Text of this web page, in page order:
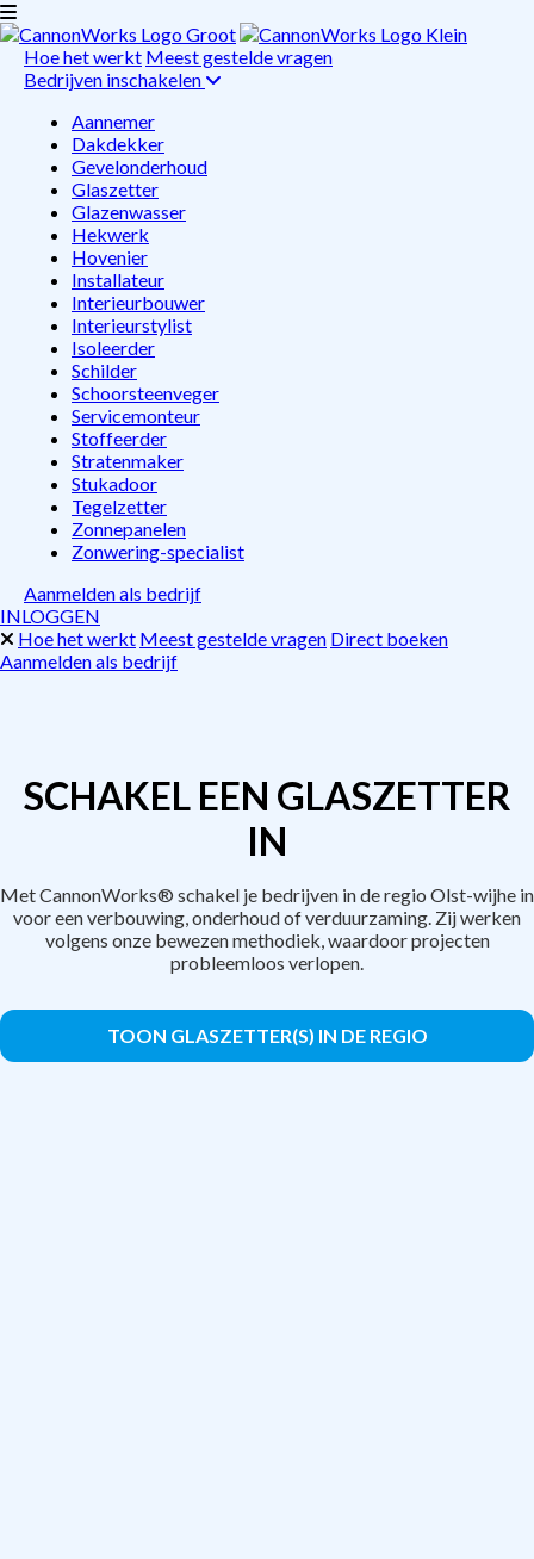
Hoe het werkt Meest gestelde vragen
Bedrijven inschakelen
Aannemer
Dakdekker
Gevelonderhoud
Glaszetter
Glazenwasser
Hekwerk
Hovenier
Installateur
Interieurbouwer
Interieurstylist
Isoleerder
Schilder
Schoorsteenveger
Servicemonteur
Stoffeerder
Stratenmaker
Stukadoor
Tegelzetter
Zonnepanelen
Zonwering-specialist
Aanmelden als bedrijf
INLOGGEN
Hoe het werkt Meest gestelde vragen Direct boeken
Aanmelden als bedrijf
SCHAKEL EEN GLASZETTER
IN
Met CannonWorks® schakel je bedrijven in de regio Olst-wijhe in
voor een verbouwing, onderhoud of verduurzaming. Zij werken
volgens onze bewezen methodiek, waardoor projecten
probleemloos verlopen.
TOON GLASZETTER(S) IN DE REGIO